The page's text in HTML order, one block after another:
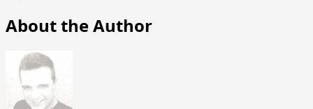
About the Author